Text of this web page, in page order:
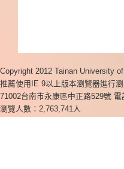
Copyright 2012 Tainan University
推薦使用IE 9以上版本瀏覽器進行
71002台南市永康區中正路529號
瀏覽人數：2,763,741人